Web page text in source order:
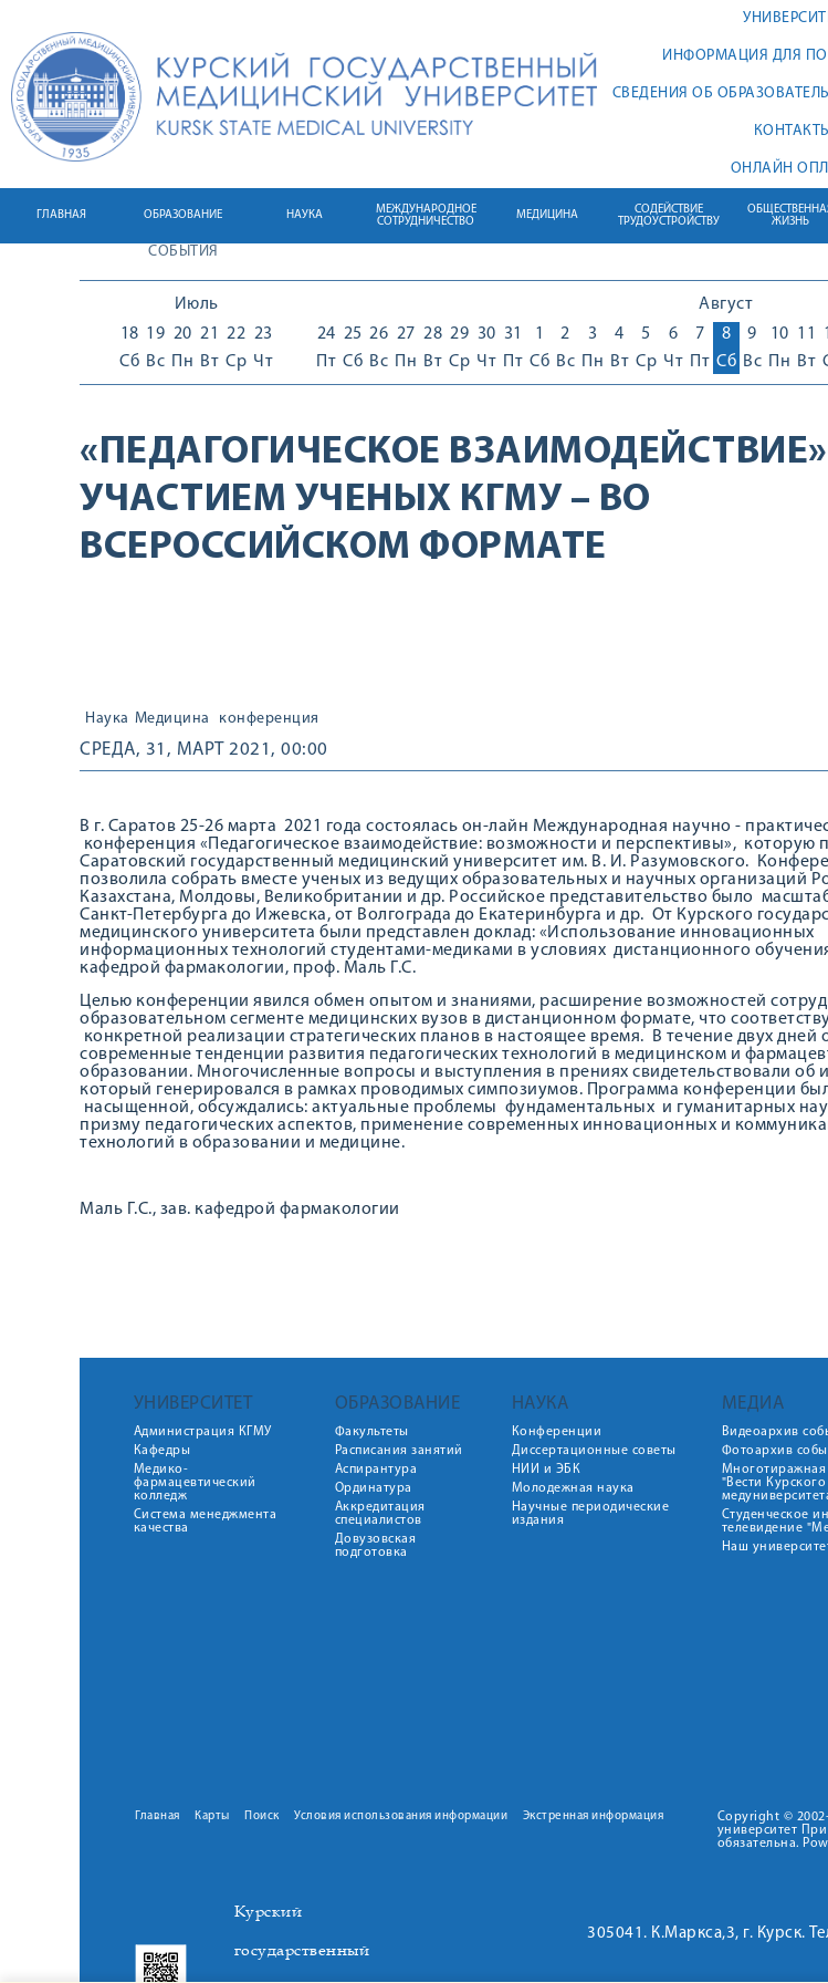
ИНФОРМАЦИЯ ДЛЯ
СВЕДЕНИЯ ОБ
ОНЛАЙН
ГЛАВНАЯ ОБРАЗОВАНИЕ НАУКА
МЕЖДУНАРОДНОЕ
СОТРУДНИЧЕСТВО
МЕДИЦИНА
СОДЕЙСТВИЕ
ТРУДОУСТРОЙСТВУ
ЖИЗНЬ
СОБЫТИЯ
Июль
18
Сб
19
Вс
20
Пн
21
Вт
22
Ср
23
Чт
Август
24
Пт
25
Сб
26
Вс
27
Пн
28
Вт
29
Ср
30
Чт
31
Пт
1
Сб
2
Вс
3
Пн
4
Вт
5
Ср
6
Чт
7
Пт
8
Сб
9
Вс
10
Пн
11
Вт
«ПЕДАГОГИЧЕСКОЕ
УЧАСТИЕМ УЧЕНЫХ КГМУ – ВО
ВСЕРОССИЙСКОМ ФОРМАТЕ
Наука Медицина конференция
СРЕДА, 31, МАРТ 2021, 00:00
В г. Саратов 25-26 марта 2021 года состоялась он-лайн Международная научно -
конференция «Педагогическое взаимодействие: возможности и перспективы», которую
Саратовский государственный медицинский университет им. В. И. Разумовского.
позволила собрать вместе ученых из ведущих образовательных и научных организаций
Казахстана, Молдовы, Великобритании и др. Российское представительство было
Санкт-Петербурга до Ижевска, от Волгограда до Екатеринбурга и др. От Курского
медицинского университета были представлен доклад: «Использование инновационных
информационных технологий студентами-медиками в условиях дистанционного
кафедрой фармакологии, проф. Маль Г.С.
Целью конференции явился обмен опытом и знаниями, расширение возможностей
образовательном сегменте медицинских вузов в дистанционном формате, что
конкретной реализации стратегических планов в настоящее время. В течение двух дней
современные тенденции развития педагогических технологий в медицинском и
образовании. Многочисленные вопросы и выступления в прениях свидетельствовали об
который генерировался в рамках проводимых симпозиумов. Программа конференции
насыщенной, обсуждались: актуальные проблемы фундаментальных и гуманитарных
призму педагогических аспектов, применение современных инновационных и
технологий в образовании и медицине.
Маль Г.С., зав. кафедрой фармакологии
УНИВЕРСИТЕТ
Администрация КГМУ
Кафедры
Медико-
фармацевтический
колледж
Система менеджмента
качества
ОБРАЗОВАНИЕ
Факультеты
Расписания занятий
Аспирантура
Ординатура
Аккредитация
специалистов
Довузовская
подготовка
НАУКА
Конференции
Диссертационные советы
НИИ и ЭБК
Молодежная наука
Научные периодические
издания
МЕДИА
Видеоархив
Фотоархив
Многотиражная
"Вести Курского
Студенческое
телевидение
Наш
Главная Карты Поиск Условия использования информации Экстренная информация
Copyright ©
университет
обязательна.
Курский
государственный
305041. К.Маркса,3, г. Курск.